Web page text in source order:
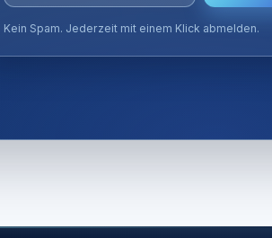
Kein Spam. Jederzeit mit einem Klick abmelden.